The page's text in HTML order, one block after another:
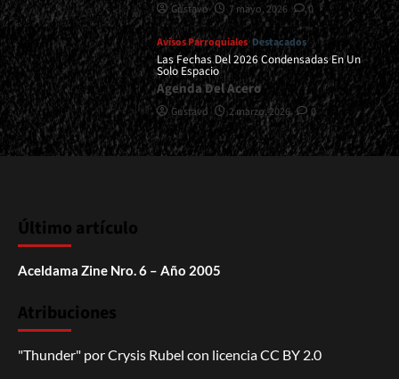
Gustavo 7 mayo, 2026 0
Avisos Parroquiales Destacados
Las Fechas Del 2026 Condensadas En Un
Solo Espacio
Agenda Del Acero
Gustavo 2 marzo, 2026 0
Último artículo
Aceldama Zine Nro. 6 – Año 2005
Atribuciones
"Thunder" porCrysis Rubel con licenciaCC BY 2.0